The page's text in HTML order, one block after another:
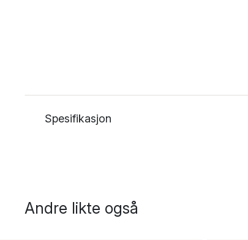
Spesifikasjon
Andre likte også